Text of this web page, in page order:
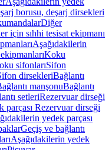
borusu, deşarj dirsekleri
Diğer
için sıhhi tesisat ekipmanı
Aşağıdakilerin
Koku
sifonlarıSifon
dirsekleriBağlantı
manşonuBağlantı
setleriRezervuar dirseği
parçası Rezervuar dirseği
yedek parçası
Geçiş ve bağlantı
Aşağıdakilerin yedek